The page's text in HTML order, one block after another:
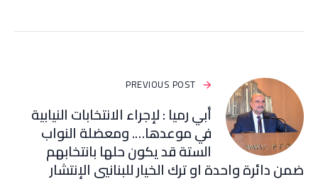
PREVIOUS POST
أبي رميا : لإجراء الانتخابات النيابية
في موعدها…. ومعضلة النواب
الستة قد يكون حلها بانتخابهم
ضمن دائرة واحدة او ترك الخيار للبنانيي الإنتشار